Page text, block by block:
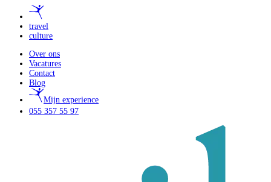
travel
culture
Over ons
Vacatures
Contact
Blog
Mijn experience
055 357 55 97